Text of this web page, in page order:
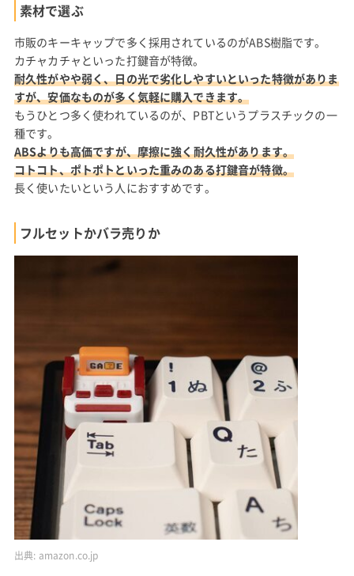
素材で選ぶ
市販のキーキャップで多く採用されているのがABS樹脂です。
カチャカチャといった打鍵音が特徴。
耐久性がやや弱く、日の光で劣化しやすいといった特徴がありま
すが、安価なものが多く気軽に購入できます。
もうひとつ多く使われているのが、PBTというプラスチックの一
種です。
ABSよりも高価ですが、摩擦に強く耐久性があります。
コトコト、ポトポトといった重みのある打鍵音が特徴。
長く使いたいという人におすすめです。
フルセットかバラ売りか
出典: amazon.co.jp